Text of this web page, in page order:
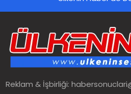
TEKNOLOJI
Reklam & İşbirliği: